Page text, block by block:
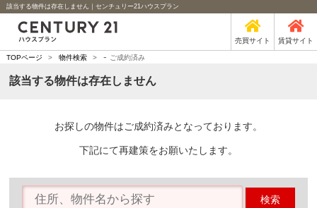
該当する物件は存在しません｜センチュリー21ハウスプラン
売買サイト 賃貸サイト
TOPページ > 物件検索 > - ご成約済み
該当する物件は存在しません
お探しの物件はご成約済みとなっております。
下記にて再建策をお願いたします。
検索